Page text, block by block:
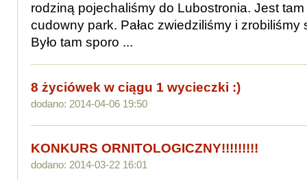
rodziną pojechaliśmy do Lubostronia. Jest tam
cudowny park. Pałac zwiedziliśmy i zrobiliśmy
Było tam sporo ...
8 życiówek w ciągu 1 wycieczki :)
dodano: 2014-04-06 19:50
KONKURS ORNITOLOGICZNY!!!!!!!!!
dodano: 2014-03-22 16:01